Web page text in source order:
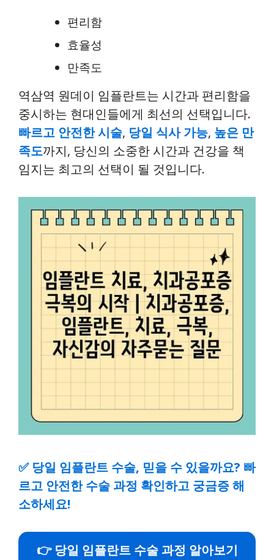
편리함
효율성
만족도
역삼역 원데이 임플란트는 시간과 편리함을
중시하는 현대인들에게 최선의 선택입니다.
빠르고 안전한 시술, 당일 식사 가능, 높은 만
족도까지, 당신의 소중한 시간과 건강을 책
임지는 최고의 선택이 될 것입니다.
✅ 당일 임플란트 수술, 믿을 수 있을까요? 빠
르고 안전한 수술 과정 확인하고 궁금증 해
소하세요!
👉 당일 임플란트 수술 과정 알아보기